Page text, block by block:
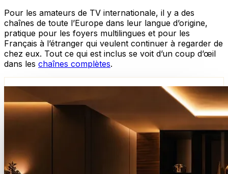
Pour les amateurs de TV internationale, il y a des
chaînes de toute l’Europe dans leur langue d’origine,
pratique pour les foyers multilingues et pour les
Français à l’étranger qui veulent continuer à regarder de
chez eux. Tout ce qui est inclus se voit d’un coup d’œil
dans les chaînes complètes.